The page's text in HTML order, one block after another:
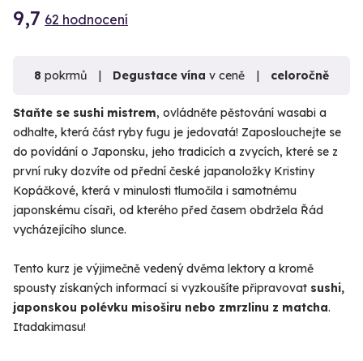
9,7 62 hodnocení
8 pokrmů Degustace vína v ceně celoročně
Staňte se sushi mistrem, ovládněte pěstování wasabi a
odhalte, která část ryby fugu je jedovatá! Zaposlouchejte se
do povídání o Japonsku, jeho tradicích a zvycích, které se z
první ruky dozvíte od přední české japanoložky Kristiny
Kopáčkové, která v minulosti tlumočila i samotnému
japonskému císaři, od kterého před časem obdržela Řád
vycházejícího slunce.
Tento kurz je výjimečně vedený dvěma lektory a kromě
spousty získaných informací si vyzkoušíte připravovat sushi,
japonskou polévku misoširu nebo zmrzlinu z matcha.
Itadakimasu!